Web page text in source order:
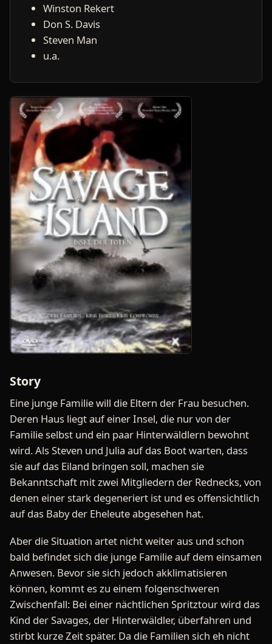
Winston Rekert
Don S. Davis
Steven Man
u.a.
Story
Eine junge Familie will die Eltern der Frau besuchen.
Deren Haus liegt auf einer Insel, die nur von der
Familie selbst und ein paar Hinterwäldlern bewohnt
wird. Als Steven und Julia auf das Boot warten, dass
sie auf das Eiland bringen soll, machen sie
Bekanntschaft mit zwei Mitgliedern der Rednecks, von
denen einer stark degeneriert ist und es offensichtlich
auf das Baby der Eheleute abgesehen hat.
Aber die Situation artet nicht weiter aus und schon
bald befindet sich die junge Familie auf dem einsamen
Anwesen. Bevor sie sich jedoch akklimatisieren
können, kommt es zu einem folgenschweren
Zwischenfall: Bei einer nächtlichen Spritztour wird das
Kind der Savages, der Hinterwäldler, überfahren und
stirbt kurze Zeit später. Da die Familien sich eh nicht